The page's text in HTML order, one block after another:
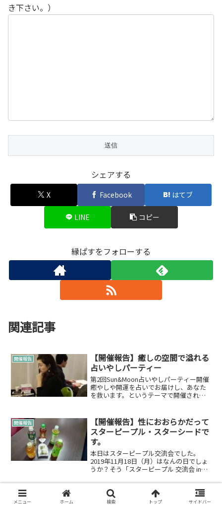
き下さい。）
シェアする
X Facebook はてブ
LINE コピー
縁ぱすをフォローする
関連記事
開催報告
【開催報告】癒しの空間で溢れる
占いやしパーティー
第2回Sun&Moon占いやしパーティー開催
癒やしや開運を占いでお届けし、あなた
を救います。というテーマで開催される
る。このSun&Moon占いやしパーティー
に関わ...
開催報告
【開催報告】性におおらかだって
スターピープル・スターシードで
す。
本日はスターピープル交流会でした。
2019年11月18日（月）はなんの日でしょ
うか？そう「スターピープル 交流会 in
14回もしてるんですね。大人数で集まる
のではなく、少人数で家のような感じで
集ま...
開催報告
【開催報告】02月の「エンジェル
講義-Angel lecture-」
メニュー ホーム 検索 トップ サイドバー